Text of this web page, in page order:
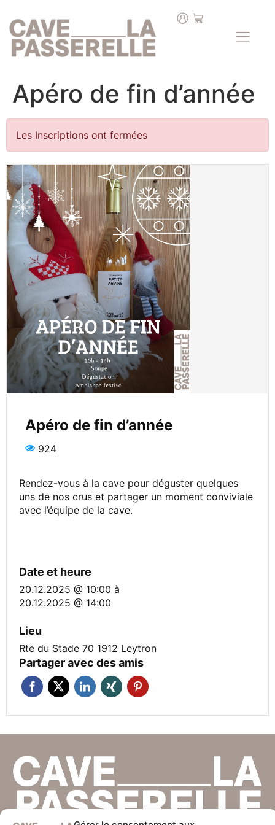
Apéro de fin d’année
Les Inscriptions ont fermées
Apéro de fin d’année
924
Rendez-vous à la cave pour déguster quelques
uns de nos crus et partager un moment conviviale
avec l’équipe de la cave.
Date et heure
20.12.2025 @ 10:00 à
20.12.2025 @ 14:00
Lieu
Rte du Stade 70 1912 Leytron
Partager avec des amis